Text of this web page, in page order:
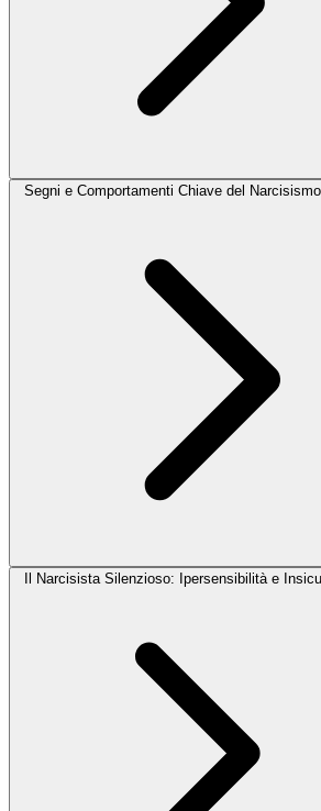
Segni e Comportamenti Chiave del
Il Narcisista Silenzioso: Ipersensibilità e